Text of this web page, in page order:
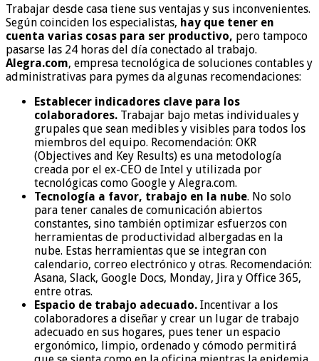
Trabajar desde casa tiene sus ventajas y sus inconvenientes.
Según coinciden los especialistas, hay que tener en
cuenta varias cosas para ser productivo, pero tampoco
pasarse las 24 horas del día conectado al trabajo.
Alegra.com, empresa tecnológica de soluciones contables y
administrativas para pymes da algunas recomendaciones:
Establecer indicadores clave para los
colaboradores. Trabajar bajo metas individuales y
grupales que sean medibles y visibles para todos los
miembros del equipo. Recomendación: OKR
(Objectives and Key Results) es una metodología
creada por el ex-CEO de Intel y utilizada por
tecnológicas como Google y Alegra.com.
Tecnología a favor, trabajo en la nube. No solo
para tener canales de comunicación abiertos
constantes, sino también optimizar esfuerzos con
herramientas de productividad albergadas en la
nube. Estas herramientas que se integran con
calendario, correo electrónico y otras. Recomendación:
Asana, Slack, Google Docs, Monday, Jira y Office 365,
entre otras.
Espacio de trabajo adecuado. Incentivar a los
colaboradores a diseñar y crear un lugar de trabajo
adecuado en sus hogares, pues tener un espacio
ergonómico, limpio, ordenado y cómodo permitirá